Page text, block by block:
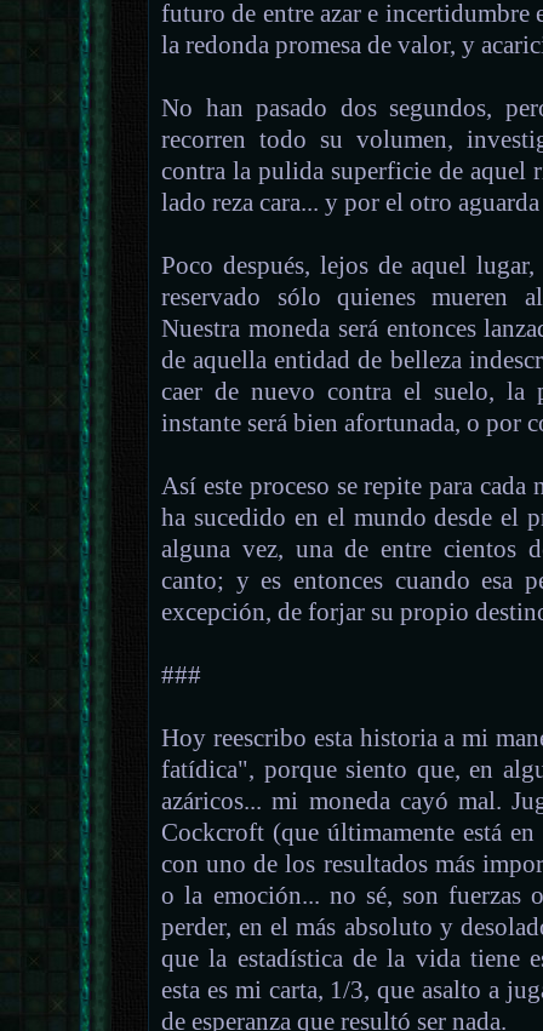
futuro de entre azar e incertidumbre
la redonda promesa de valor, y
No han pasado dos segundos,
recorren todo su volumen,
contra la pulida superficie de aquel
lado reza cara... y por el otro
Poco después, lejos de aquel
reservado sólo quienes mueren
Nuestra moneda será entonces
de aquella entidad de belleza
caer de nuevo contra el suelo, la
instante será bien afortunada, o por
Así este proceso se repite para
ha sucedido en el mundo desde el
alguna vez, una de entre cientos
canto; y es entonces cuando esa
excepción, de forjar su propio
###
Hoy reescribo esta historia a mi
fatídica", porque siento que, en
azáricos... mi moneda cayó mal.
Cockcroft (que últimamente está
con uno de los resultados más
o la emoción... no sé, son fuerzas
perder, en el más absoluto y
que la estadística de la vida tiene
esta es mi carta, 1/3, que asalto a
de esperanza que resultó ser nada.